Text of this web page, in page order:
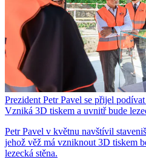
Prezident Petr Pavel se přijel
Vzniká 3D tiskem a uvnitř bude
Petr Pavel v květnu navštívil
jehož věž má vzniknout 3D tiskem
lezecká stěna.